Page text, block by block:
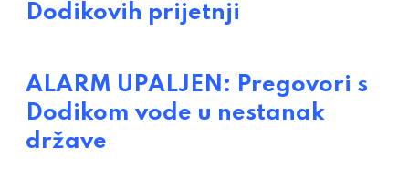
Dodikovih prijetnji
ALARM UPALJEN: Pregovori s
Dodikom vode u nestanak
države